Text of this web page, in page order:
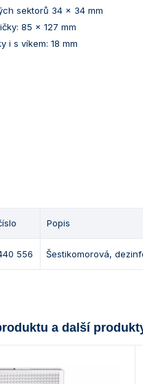
sektorů 34 x 34 mm
85 x 127 mm
i s víkem: 18 mm
Popis
556 Šestikomorová,
a další